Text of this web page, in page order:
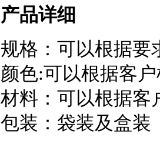
产品详细
规格：可以根据要
颜色:可以根据客
材料：可以根据客
包装：袋装及盒装